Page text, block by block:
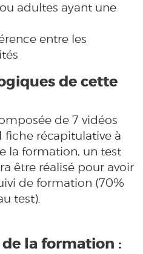
adultes ayant une
entre les
de cette
de 7 vidéos
fiche récapitulative à
la formation, un test
être réalisé pour avoir
de formation (70%
test).
la formation :